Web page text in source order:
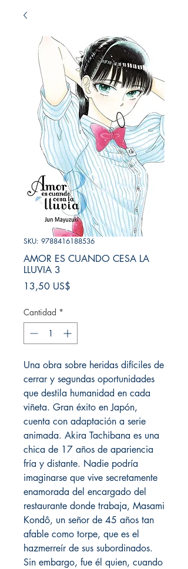
SKU: 9788416188536
AMOR ES CUANDO CESA LA
LLUVIA 3
13,50 US$
Cantidad *
Una obra sobre heridas difíciles de
cerrar y segundas oportunidades
que destila humanidad en cada
viñeta. Gran éxito en Japón,
cuenta con adaptación a serie
animada. Akira Tachibana es una
chica de 17 años de apariencia
fría y distante. Nadie podría
imaginarse que vive secretamente
enamorada del encargado del
restaurante donde trabaja, Masami
Kondô, un señor de 45 años tan
afable como torpe, que es el
hazmerreír de sus subordinados.
Sin embargo, fue él quien, cuando